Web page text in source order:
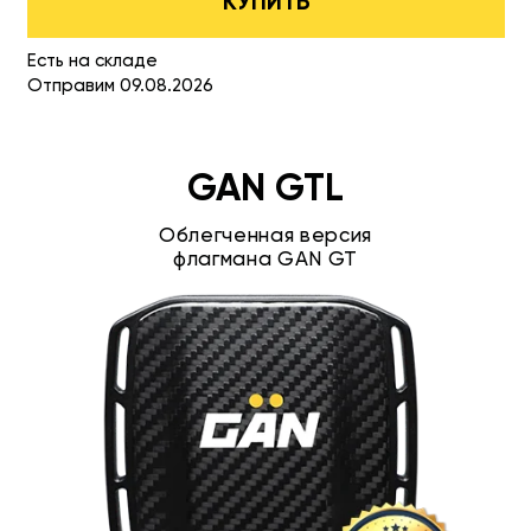
Есть на складе
Отправим 09.08.2026
GAN GTL
Облегченная версия
флагмана GAN GT